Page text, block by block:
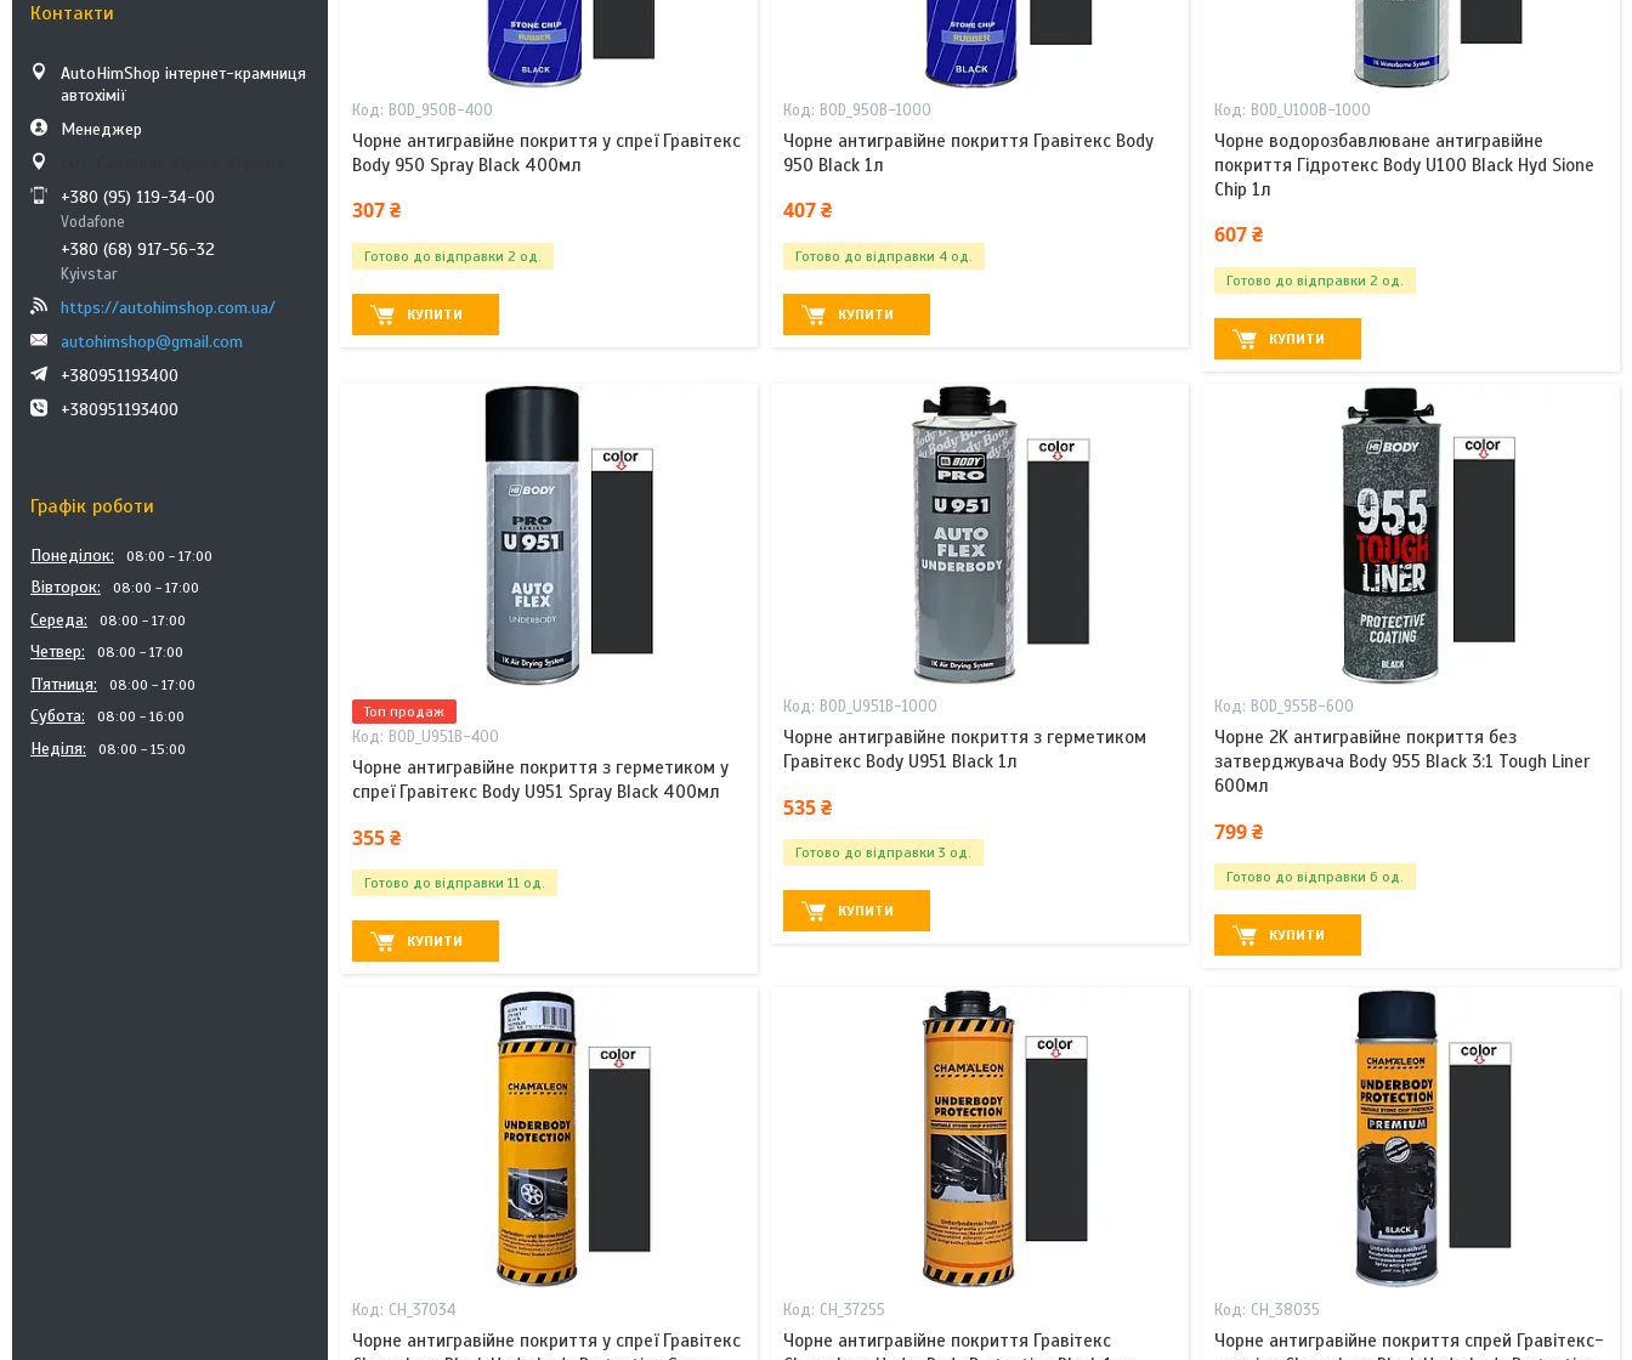
Контакти
AutoHimShop інтернет-крамниця
автохімії
Менеджер
+380 (95) 119-34-00
Vodafone
+380 (68) 917-56-32
Kyivstar
https://autohimshop.com.ua/
autohimshop@gmail.com
+380951193400
+380951193400
Графік роботи
Понеділок 08:00 17:00
Вівторок 08:00 17:00
Середа 08:00 17:00
Четвер 08:00 17:00
Пʼятниця 08:00 17:00
Субота 08:00 16:00
Неділя 08:00 15:00
BOD_950B-400
Чорне антигравійне покриття у спреї Гравітекс
Body 950 Spray Black 400мл
307 ₴
Готово до відправки 2 од.
КУПИТИ
BOD_950B-1000
Чорне антигравійне покриття Гравітекс Body
950 Black 1л
407 ₴
Готово до відправки 4 од.
КУПИТИ
BOD_U100B-1000
Чорне водорозбавлюване антигравійне
покриття Гідротекс Body U100 Black Hyd Sione
Chip 1л
607 ₴
Готово до відправки 2 од.
КУПИТИ
Топ продаж
BOD_U951B-400
Чорне антигравійне покриття з герметиком у
спреї Гравітекс Body U951 Spray Black 400мл
355 ₴
Готово до відправки 11 од.
КУПИТИ
BOD_U951B-1000
Чорне антигравійне покриття з герметиком
Гравітекс Body U951 Black 1л
535 ₴
Готово до відправки 3 од.
КУПИТИ
BOD_955B-600
Чорне 2K антигравійне покриття без
затверджувача Body 955 Black 3:1 Tough Liner
600мл
799 ₴
Готово до відправки 6 од.
КУПИТИ
CH_37034
Чорне антигравійне покриття у спреї Гравітекс
CH_37255
Чорне антигравійне покриття Гравітекс
CH_38035
Чорне антигравійне покриття спрей Гравітекс-